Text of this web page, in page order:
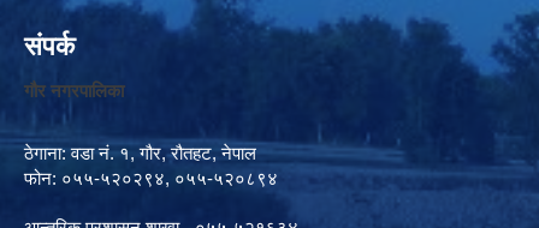
संपर्क
गौर नगरपालिका
ठेगाना: वडा नं. १, गौर, रौतहट, नेपाल
फोन: ०५५-५२०२९४, ०५५-५२०८९४